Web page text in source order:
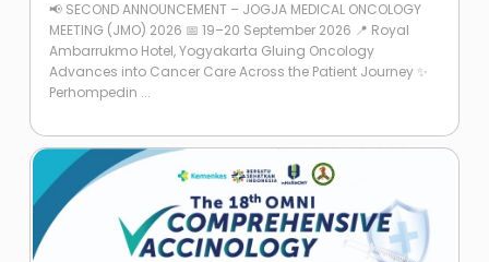
📢 SECOND ANNOUNCEMENT – JOGJA MEDICAL ONCOLOGY
MEETING (JMO) 2026 📅 19–20 September 2026 📍 Royal
Ambarrukmo Hotel, Yogyakarta Gluing Oncology
Advances into Cancer Care Across the Patient Journey ✨
Perhompedin ...